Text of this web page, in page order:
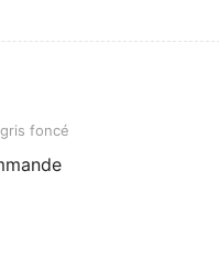
gris foncé